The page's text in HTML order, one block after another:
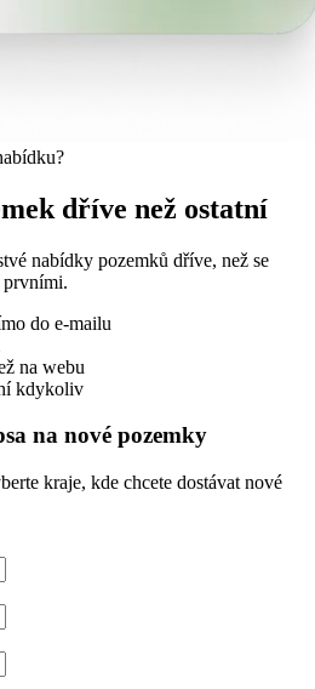
dříve než ostatní
nabídky pozemků dříve, než se
do e-mailu
na webu
kdykoliv
na nové pozemky
kraje, kde chcete dostávat nové